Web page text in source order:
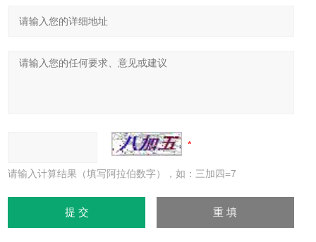
请输入计算结果（填写阿拉伯数字），如：三加四=7